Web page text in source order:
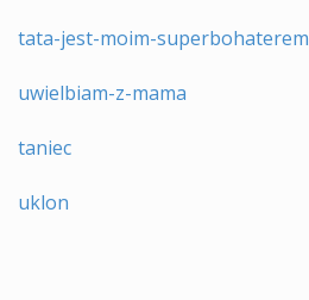
tata-jest-moim-superbohaterem
uwielbiam-z-mama
taniec
uklon